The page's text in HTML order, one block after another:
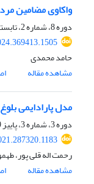
واکاوی مضامین
دوره 8، شماره 2، تابستان 1404، صفحه
حامد محمدی
مشاهده مقاله
مدل پارادایمی
دوره 3، شماره 3، پاییز 1399، صفحه
رحمت اله قلی پور،
مشاهده مقاله